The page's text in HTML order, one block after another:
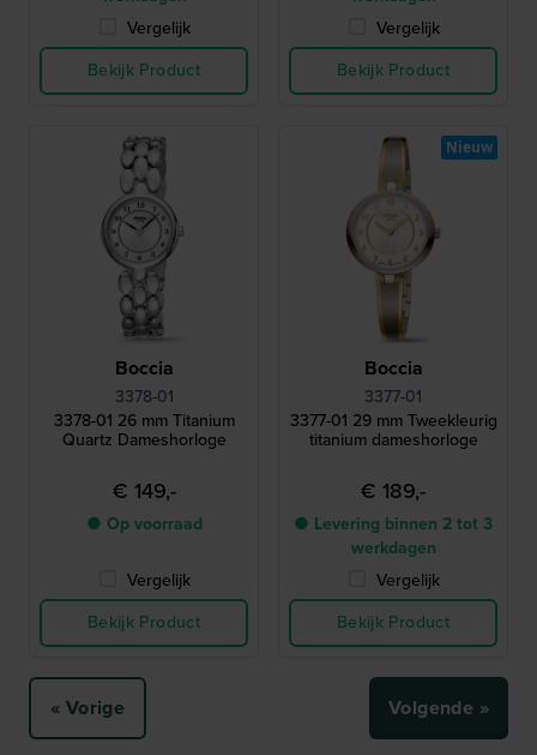
Vergelijk
Bekijk Product
Vergelijk
Bekijk Product
Boccia
3378-01
3378-01 26 mm Titanium
Quartz Dameshorloge
€ 149,-
● Op voorraad
Vergelijk
Bekijk Product
Boccia
3377-01
3377-01 29 mm Tweekleurig
titanium dameshorloge
€ 189,-
● Levering binnen 2 tot 3
werkdagen
Vergelijk
Bekijk Product
Nieuw
« Vorige Volgende »